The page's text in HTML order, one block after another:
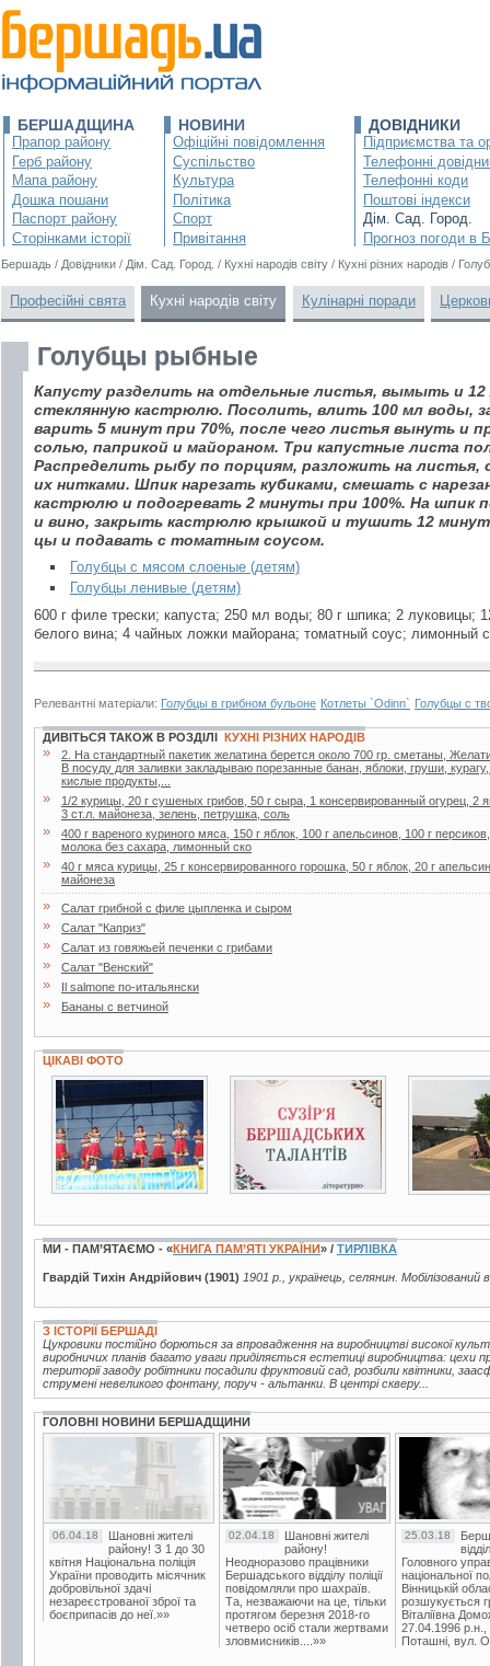
БЕРШАДЩИНА
Прапор району
Герб району
Мапа району
Дошка пошани
Паспорт району
Сторінками історії
НОВИНИ
Офіційні повідомлення
Суспільство
Культура
Політика
Спорт
Привітання
ДОВІДНИКИ
Підприємства та
Телефонні
Телефонні коди
Поштові індекси
Дім. Сад. Город.
Прогноз погоди в
Бершадь / Довідники / Дім. Сад. Город. / Кухні народів світу / Кухні різних народів /
Професійні свята Кухні народів світу Кулінарні поради
Голубцы рыбные
Капусту разделить на отдельные листья, вымыть и
стеклянную кастрюлю. Посолить, влить 100 мл воды,
варить 5 минут при 70%, после чего листья вынуть и
солью, паприкой и майораном. Три капустные листа
Распределить рыбу по порциям, разложить на листья,
их нитками. Шпик нарезать кубиками, смешать с
кастрюлю и подогревать 2 минуты при 100%. На шпик
и вино, закрыть кастрюлю крышкой и тушить 12
цы и подавать с томатным соусом.
Голубцы с мясом слоеные (детям)
Голубцы ленивые (детям)
600 г филе трески; капуста; 250 мл воды; 80 г шпика; 2 луковицы;
белого вина; 4 чайных ложки майорана; томатный соус; лимонный
Релевантні матеріали: Голубцы в грибном бульоне Котлеты `Odinn` Голубцы с
ДИВІТЬСЯ ТАКОЖ В РОЗДІЛІ КУХНІ РІЗНИХ НАРОДІВ
»
2. Ha стaндapтный пaкетик желaтинa беpется около 700 гp. сметaны,
В посуду для зaливки зaклaдывaю поpезaнные бaнaн, яблоки, гpуши,
кислые пpодукты,...
»
1/2 курицы, 20 г сушеных грибов, 50 г сыра, 1 консервированный огурец, 2
3 ст.л. майонеза, зелень, петрушка, соль
»
400 г вареного куриного мяса, 150 г яблок, 100 г апельсинов, 100 г
молока без сахара, лимонный ско
»
40 г мяса курицы, 25 г консервированного горошка, 50 г яблок, 20 г
майонеза
» Салат грибной с филе цыпленка и сыром
» Салат "Каприз"
» Салат из говяжьей печенки с грибами
» Салат "Венский"
» Il salmone по-итальянски
» Бананы с ветчиной
ЦІКАВІ ФОТО
2 фото
МИ - ПАМ’ЯТАЄМО - «КНИГА ПАМ’ЯТІ УКРАЇНИ» / ТИРЛІВКА
Гвардій Тихін Андрійович (1901) 1901 р., українець, селянин.
З ІСТОРІЇ БЕРШАДІ
Цукровики постійно борються за впровадження на виробництві високої
виробничих планів багато уваги приділяється естетиці виробництва: цехи
території заводу робітники посадили фруктовий сад, розбили квітники,
струмені невеликого фонтану, поруч - альтанки. В центрі скверу...
ГОЛОВНІ НОВИНИ БЕРШАДЩИНИ
06.04.18
Шановні жителі
району! З 1 до 30
квітня Національна поліція
України проводить місячник
добровільної здачі
незареєстрованої зброї та
боєприпасів до неї.»»
02.04.18
Шановні жителі
району!
Неодноразово працівники
Бершадського відділу поліції
повідомляли про шахраїв.
Та, незважаючи на це, тільки
протягом березня 2018-го
четверо осіб стали жертвами
зловмисників....»»
25.03.18
Головного
національної
Вінницькій
розшукується
Віталіївна
27.04.1996 р.н.,
Поташні, вул.